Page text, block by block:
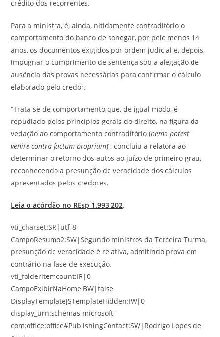
crédito dos recorrentes.
Para a ministra, é, ainda, nitidamente contraditório o
comportamento do banco de sonegar, por pelo menos 14
anos, os documentos exigidos por ordem judicial e, depois,
impugnar o cumprimento de sentença sob a alegação de
ausência das provas necessárias para confirmar o cálculo
elaborado pelo credor.
“Trata-se de comportamento que, de igual modo, é
repudiado pelos princípios gerais do direito, na figura da
vedação ao comportamento contraditório (nemo potest
venire contra factum proprium)”, concluiu a relatora ao
determinar o retorno dos autos ao juízo de primeiro grau,
reconhecendo a presunção de veracidade dos cálculos
apresentados pelos credores.
Leia o acórdão no REsp 1.993.202.
vti_charset:SR|utf-8
CampoResumo2:SW|Segundo ministros da Terceira Turma,
presunção de veracidade é relativa, admitindo prova em
contrário na fase de execução.
vti_folderitemcount:IR|0
CampoExibirNaHome:BW|false
DisplayTemplateJSTemplateHidden:IW|0
display_urn:schemas-microsoft-
com:office:office#PublishingContact:SW|Rodrigo Lopes de